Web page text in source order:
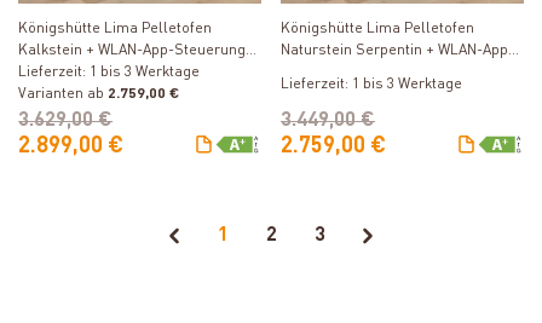
Königshütte Lima Pelletofen
Kalkstein + WLAN-App-Steuerung
inkl. kostenfreier Freischaltung
Lieferzeit: 1 bis 3 Werktage
Varianten ab 2.759,00 €
2.899,00 €
3.629,00 €
Königshütte Lima Pelletofen
Naturstein Serpentin + WLAN-App-
Lieferzeit: 1 bis 3 Werktage
2.759,00 €
3.449,00 €
1 2 3